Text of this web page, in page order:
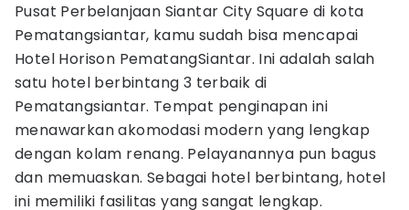
Pusat Perbelanjaan Siantar City Square di kota
Pematangsiantar, kamu sudah bisa mencapai
Hotel Horison PematangSiantar. Ini adalah salah
satu hotel berbintang 3 terbaik di
Pematangsiantar. Tempat penginapan ini
menawarkan akomodasi modern yang lengkap
dengan kolam renang. Pelayanannya pun bagus
dan memuaskan. Sebagai hotel berbintang, hotel
ini memiliki fasilitas yang sangat lengkap.